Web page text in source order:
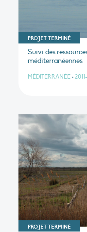
PROJET TERMINÉ
Suivi des
méditerranéennes
MÉDITERRANÉE •
PROJET TERMINÉ